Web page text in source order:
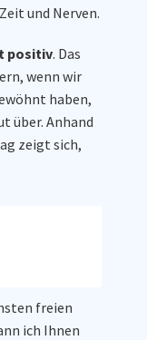
und Nerven.
positiv. Das
wenn wir
haben,
über. Anhand
zeigt sich,
freien
ich Ihnen